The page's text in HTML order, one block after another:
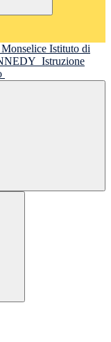
Istituto di
Istruzione